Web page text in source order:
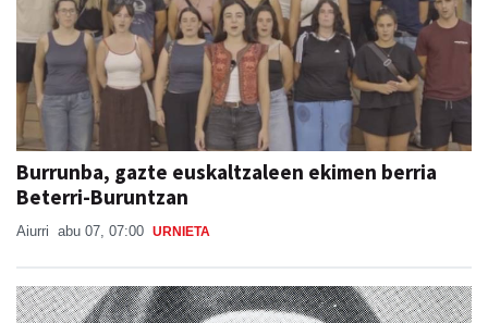
Burrunba, gazte euskaltzaleen ekimen berria
Beterri-Buruntzan
Aiurri abu 07, 07:00 URNIETA